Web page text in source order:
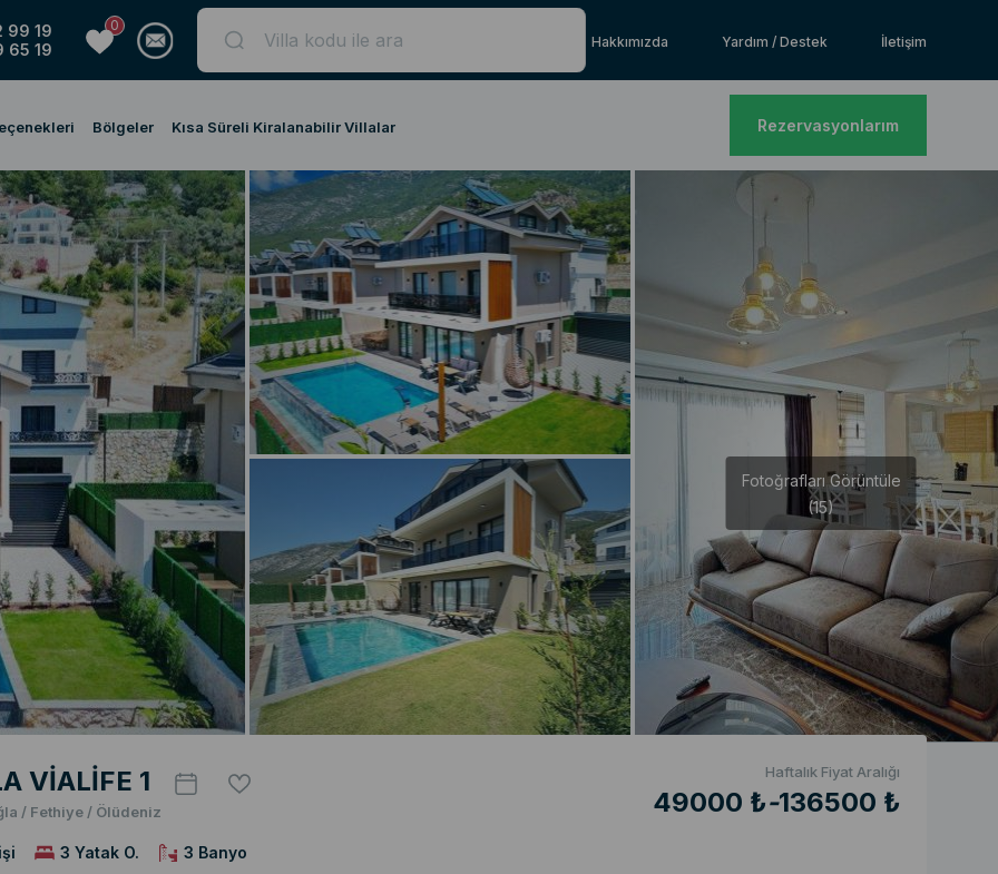
99 19
65 19
0
Hakkımızda
Yardım / Destek İletişim
Bölgeler Kısa Süreli Kiralanabilir Villalar Rezervasyonlarım
Fotoğrafları Görüntüle
(15)
VİALİFE 1
/ Fethiye / Ölüdeniz
Haftalık Fiyat Aralığı
49000 ₺-136500 ₺
3 Yatak O.
3 Banyo